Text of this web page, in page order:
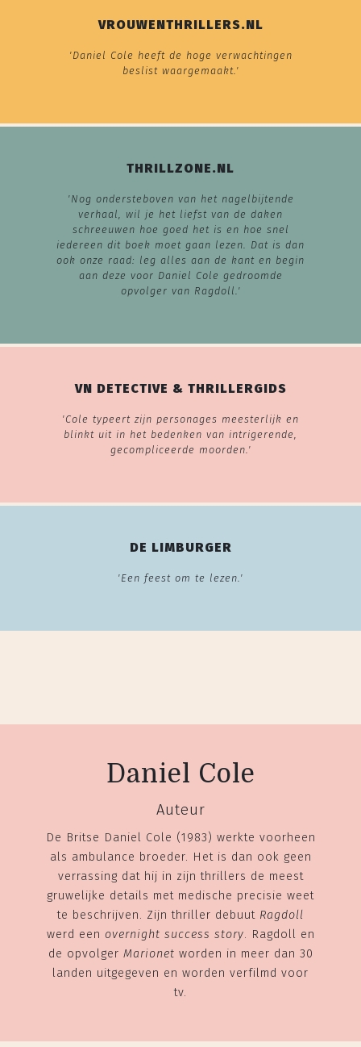
VROUWENTHRILLERS.NL
'Daniel Cole heeft de hoge verwachtingen
beslist waargemaakt.'
THRILLZONE.NL
'Nog ondersteboven van het nagelbijtende
verhaal, wil je het liefst van de daken
schreeuwen hoe goed het is en hoe snel
iedereen dit boek moet gaan lezen. Dat is dan
ook onze raad: leg alles aan de kant en begin
aan deze voor Daniel Cole gedroomde
opvolger van Ragdoll. '
VN DETECTIVE & THRILLERGIDS
'Cole typeert zijn personages meesterlijk en
blinkt uit in het bedenken van intrigerende,
gecompliceerde moorden.'
DE LIMBURGER
'Een feest om te lezen.'
Daniel Cole
Auteur
De Britse Daniel Cole (1983) werkte voorheen
als ambulance broeder. Het is dan ook geen
verrassing dat hij in zijn thrillers de meest
gruwelijke details met medische precisie weet
te beschrijven. Zijn thriller debuut Ragdoll
werd een overnight success story. Ragdoll en
de opvolger Marionet worden in meer dan 30
landen uitgegeven en worden verfilmd voor
tv.